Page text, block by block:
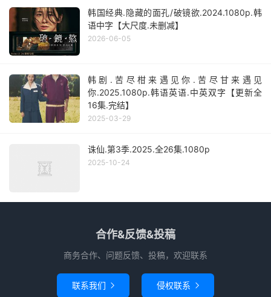
韩国经典.隐藏的面孔/破镜欲.2024.1080p.韩
语中字【大尺度.未删减】
2026-06-05
韩剧.苦尽柑来遇见你.苦尽甘来遇见
你.2025.1080p.韩语英语.中英双字【更新全
16集.完结】
2025-03-29
诛仙.第3季.2025.全26集.1080p
2025-10-24
合作&反馈&投稿
商务合作、问题反馈、投稿，欢迎联系
联系我们  侵权联系 